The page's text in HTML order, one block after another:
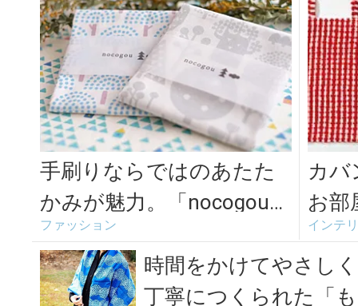
手刷りならではのあたた
かみが魅力。「nocogou」
のテキスタイル＆布雑貨
ファッション
カバ
お部
たい
タイ
インテ
時間をかけてやさし
丁寧につくられた「